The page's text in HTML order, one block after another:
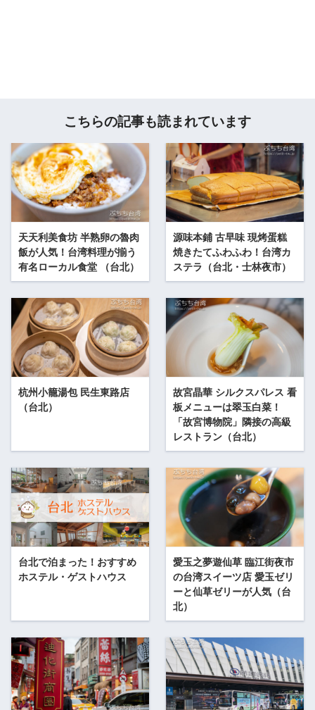
こちらの記事も読まれています
天天利美食坊 半熟卵の魯肉
飯が人気！台湾料理が揃う
有名ローカル食堂 （台北）
源味本鋪 古早味 現烤蛋糕
焼きたてふわふわ！台湾カ
ステラ（台北・士林夜市）
杭州小籠湯包 民生東路店
（台北）
故宮晶華 シルクスパレス 看
板メニューは翠玉白菜！
「故宮博物院」隣接の高級
レストラン（台北）
台北で泊まった！おすすめ
ホステル・ゲストハウス
愛玉之夢遊仙草 臨江街夜市
の台湾スイーツ店 愛玉ゼリ
ーと仙草ゼリーが人気（台
北）